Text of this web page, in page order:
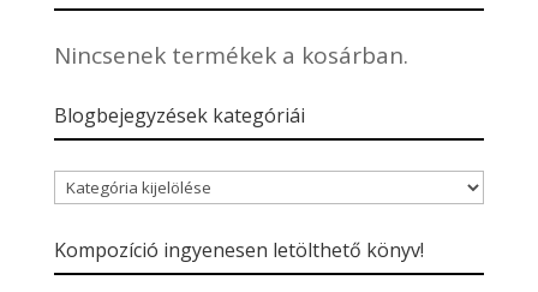
Nincsenek termékek a kosárban.
Blogbejegyzések kategóriái
Blogbejegyzések
kategóriái
Kompozíció ingyenesen letölthető könyv!